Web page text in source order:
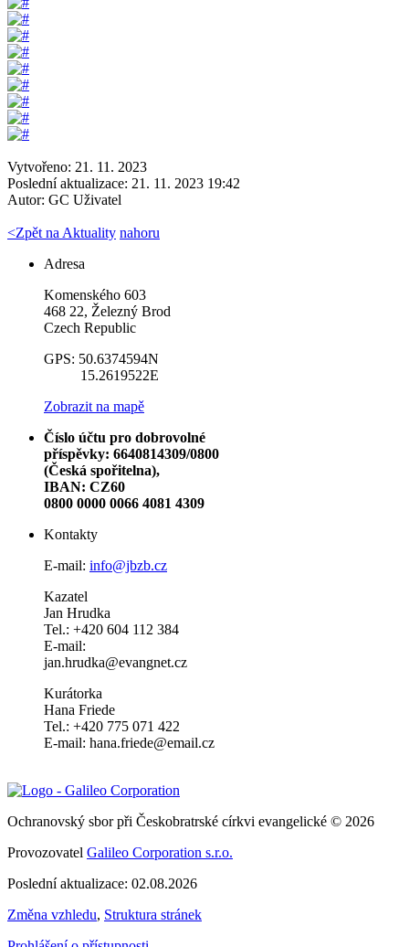
Vytvořeno: 21. 11. 2023
Poslední aktualizace: 21. 11. 2023 19:42
Autor: GC Uživatel
<Zpět na Aktuality nahoru
Adresa
Komenského 603
468 22, Železný Brod
Czech Republic
GPS: 50.6374594N
15.2619522E
Zobrazit na mapě
Číslo účtu pro dobrovolné
příspěvky: 6640814309/0800
(Česká spořitelna),
IBAN: CZ60
0800 0000 0066 4081 4309
Kontakty
E-mail: info@jbzb.cz
Kazatel
Jan Hrudka
Tel.: +420 604 112 384
E-mail:
jan.hrudka@evangnet.cz
Kurátorka
Hana Friede
Tel.: +420 775 071 422
E-mail: hana.friede@email.cz
Ochranovský sbor při Českobratrské církvi evangelické © 2026
Provozovatel Galileo Corporation s.r.o.
Poslední aktualizace: 02.08.2026
Změna vzhledu, Struktura stránek